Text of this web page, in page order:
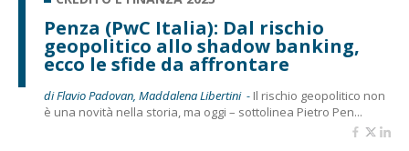
Penza (PwC Italia): Dal rischio
geopolitico allo shadow banking,
ecco le sfide da affrontare
di Flavio Padovan, Maddalena Libertini - Il rischio geopolitico non
è una novità nella storia, ma oggi – sottolinea Pietro Pen...